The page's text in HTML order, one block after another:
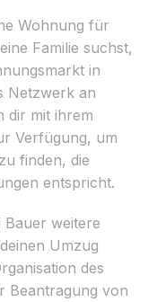
Wohnung für
Familie suchst,
in
Netzwerk an
dir mit ihrem
Verfügung, um
finden, die
entspricht.
weitere
Umzug
des
Beantragung von